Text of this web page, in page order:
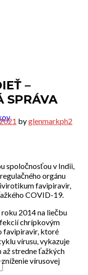
–
SPRÁVA
byglenmarkph2
spoločnosťou v Indii,
orgánu
favipiravir,
COVID-19.
2014 na liečbu
chrípkovým
favipiravir, ktoré
vírusu, vykazuje
až stredne ťažkých
vírusovej